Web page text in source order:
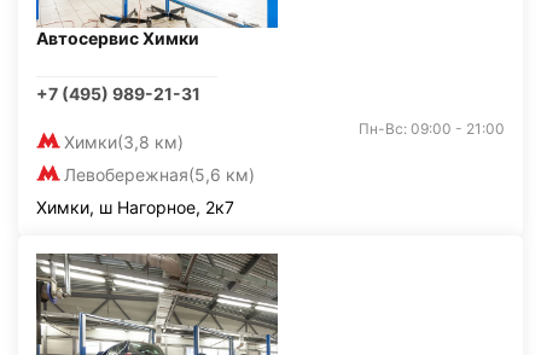
Автосервис Химки
+7 (495) 989-21-31
Химки(3,8 км)
Левобережная(5,6 км)
Пн-Вс: 09:00 - 21:00
Химки, ш Нагорное, 2к7